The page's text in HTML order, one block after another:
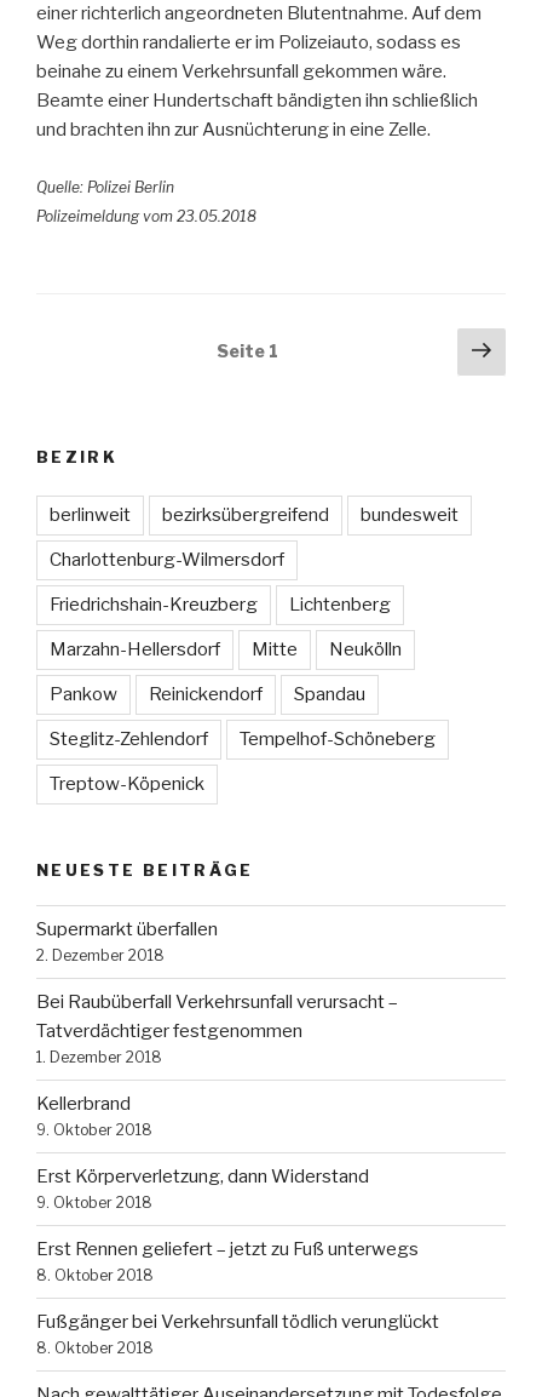
einer richterlich angeordneten Blutentnahme. Auf dem
Weg dorthin randalierte er im Polizeiauto, sodass es
beinahe zu einem Verkehrsunfall gekommen wäre.
Beamte einer Hundertschaft bändigten ihn schließlich
und brachten ihn zur Ausnüchterung in eine Zelle.
Quelle: Polizei Berlin
Polizeimeldung vom 23.05.2018
Beitragsnavigation
Seite 1
BEZIRK
berlinweit bezirksübergreifend bundesweit
Charlottenburg-Wilmersdorf
Friedrichshain-Kreuzberg Lichtenberg
Marzahn-Hellersdorf Mitte Neukölln
Pankow Reinickendorf Spandau
Steglitz-Zehlendorf Tempelhof-Schöneberg
Treptow-Köpenick
NEUESTE BEITRÄGE
Supermarkt überfallen
2. Dezember 2018
Bei Raubüberfall Verkehrsunfall verursacht –
Tatverdächtiger festgenommen
1. Dezember 2018
Kellerbrand
9. Oktober 2018
Erst Körperverletzung, dann Widerstand
9. Oktober 2018
Erst Rennen geliefert – jetzt zu Fuß unterwegs
8. Oktober 2018
Fußgänger bei Verkehrsunfall tödlich verunglückt
8. Oktober 2018